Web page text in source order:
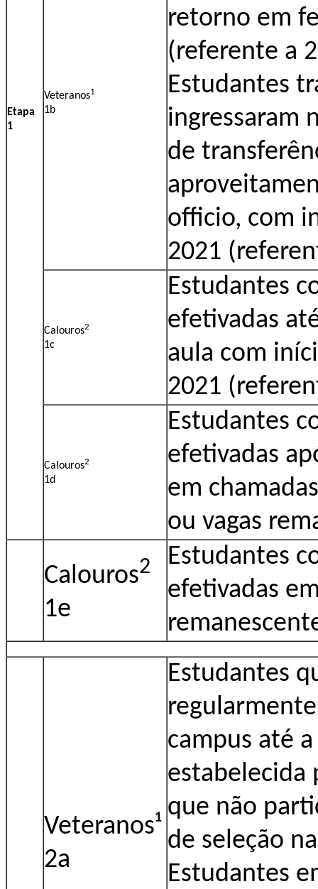
Etapa
1
Veteranos1
1b
retorno em
(referente a
Estudantes
ingressaram
de
officio, com
2021
Calouros2
1c
Estudantes
efetivadas
aula com
2021
Calouros2
1d
Estudantes
efetivadas
em
ou vagas
Calouros2
1e
Estudantes
efetivadas
Veteranos¹
2a
Estudantes
campus até
estabelecida
que não
de seleção
Estudantes